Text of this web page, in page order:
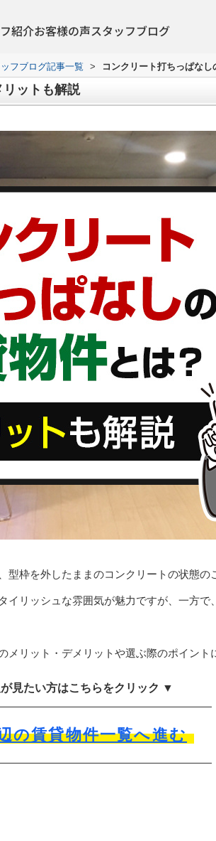
紹介お客様の声スタッフブログ
フブログ記事一覧 > コンクリート打ちっぱな
ットも解説
枠を外したままのコンクリートの状態の
イリッシュな雰囲気が魅力ですが、一方で
リット・デメリットや選ぶ際のポイント
見たい方はこちらをクリック ▼
の賃貸物件一覧へ進む